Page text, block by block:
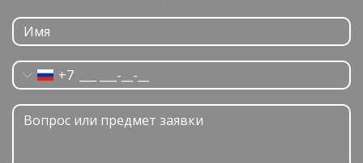
+7